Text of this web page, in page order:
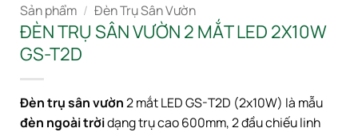
Sản phẩm / Đèn Trụ Sân Vườn
ĐÈN TRỤ SÂN VƯỜN 2 MẮT LED 2X10W
GS-T2D
Đèn trụ sân vườn2 mắt LED GS-T2D (2x10W) là mẫu
đèn ngoài trờidạng trụ cao 600mm, 2 đầu chiếu linh